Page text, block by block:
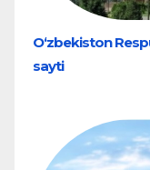
O‘zbekiston
sayti